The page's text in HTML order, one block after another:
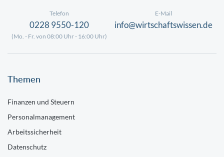
Telefon
0228 9550-120
(Mo. - Fr. von 08:00 Uhr - 16:00 Uhr)
E-Mail
info@wirtschaftswissen.de
Themen
Finanzen und Steuern
Personalmanagement
Arbeitssicherheit
Datenschutz